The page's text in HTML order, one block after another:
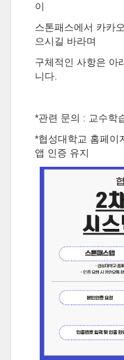
이
스톤패스에서 카카
으시길 바라며
구체적인 사항은 아
니다.
*관련 문의 : 교수학
*협성대학교 홈페이
앱 인증 유지